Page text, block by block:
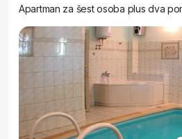
Apartman za šest osoba plus dva